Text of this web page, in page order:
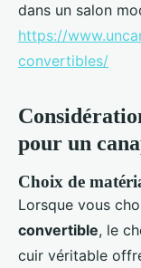
dans un salon
https://
convertibles/
pour un
Choix de
Lorsque vous
convertible, le
cuir véritable